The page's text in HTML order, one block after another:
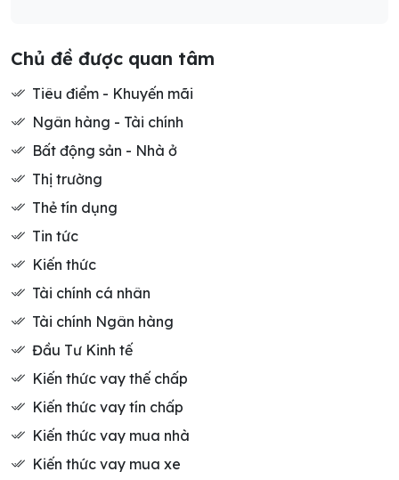
Chủ đề được quan tâm
Tiêu điểm - Khuyến mãi
Ngân hàng - Tài chính
Bất động sản - Nhà ở
Thị trường
Thẻ tín dụng
Tin tức
Kiến thức
Tài chính cá nhân
Tài chính Ngân hàng
Đầu Tư Kinh tế
Kiến thức vay thế chấp
Kiến thức vay tín chấp
Kiến thức vay mua nhà
Kiến thức vay mua xe